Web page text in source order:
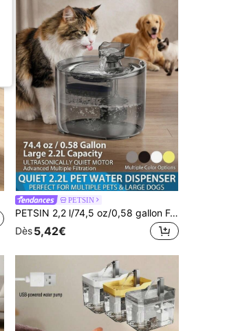
PETSIN
PETSIN 2,2 l/74,5 oz/0,58 gallon Fontaine à eau automatique pour animaux de compagnie avec forme de chat, pompe à eau ultra silencieuse, convient aux chats et chiens de taille moyenne et petite, pompe de rechange disponible séparément
Dès5,42€